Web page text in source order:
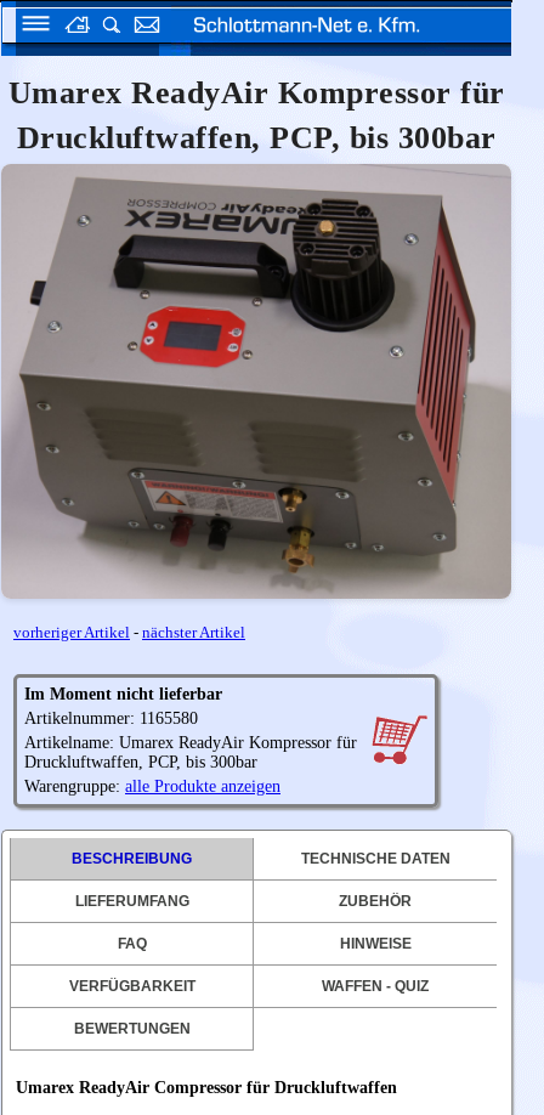
Umarex ReadyAir Kompressor für
Druckluftwaffen, PCP, bis 300bar
vorheriger Artikel - nächster Artikel
Im Moment nicht lieferbar
Artikelnummer: 1165580
Artikelname: Umarex ReadyAir Kompressor für
Druckluftwaffen, PCP, bis 300bar
Warengruppe: alle Produkte anzeigen
BESCHREIBUNG TECHNISCHE DATEN
LIEFERUMFANG ZUBEHÖR
FAQ HINWEISE
VERFÜGBARKEIT WAFFEN - QUIZ
BEWERTUNGEN
Umarex ReadyAir Compressor für Druckluftwaffen